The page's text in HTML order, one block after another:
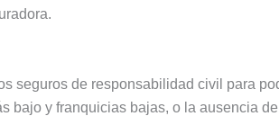
seguros de responsabilidad civil para
bajo y franquicias bajas, o la ausencia